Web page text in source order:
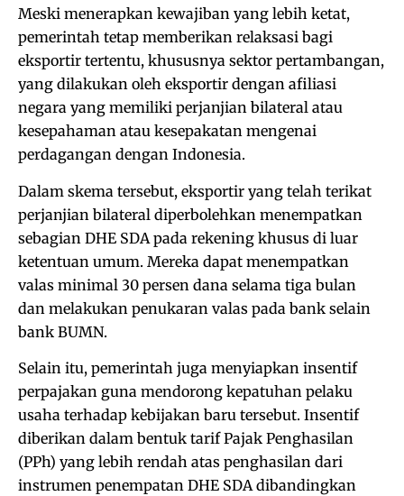
Meski menerapkan kewajiban yang lebih ketat,
pemerintah tetap memberikan relaksasi bagi
eksportir tertentu, khususnya sektor pertambangan,
yang dilakukan oleh eksportir dengan afiliasi
negara yang memiliki perjanjian bilateral atau
kesepahaman atau kesepakatan mengenai
perdagangan dengan Indonesia.
Dalam skema tersebut, eksportir yang telah terikat
perjanjian bilateral diperbolehkan menempatkan
sebagian DHE SDA pada rekening khusus di luar
ketentuan umum. Mereka dapat menempatkan
valas minimal 30 persen dana selama tiga bulan
dan melakukan penukaran valas pada bank selain
bank BUMN.
Selain itu, pemerintah juga menyiapkan insentif
perpajakan guna mendorong kepatuhan pelaku
usaha terhadap kebijakan baru tersebut. Insentif
diberikan dalam bentuk tarif Pajak Penghasilan
(PPh) yang lebih rendah atas penghasilan dari
instrumen penempatan DHE SDA dibandingkan